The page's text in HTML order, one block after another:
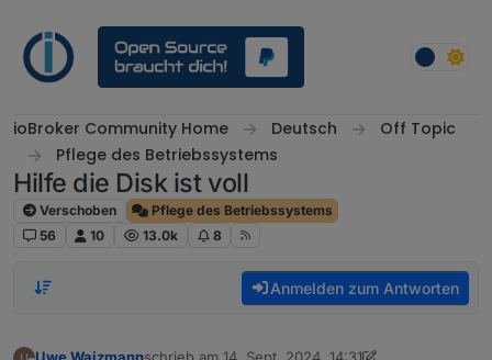
ioBroker Community Home Deutsch
Off Topic
Pflege des Betriebssystems
Hilfe die Disk ist voll
Verschoben
Pflege des Betriebssystems
56
10 13.0k 8
Anmelden zum Antworten